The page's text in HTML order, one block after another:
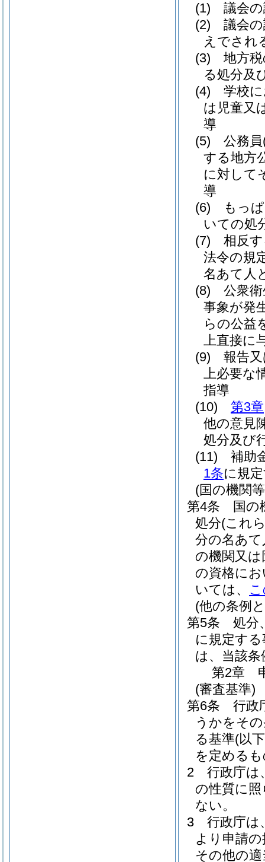
(1)
議会
(2)
議会
えでされ
(3)
地方
る処分及
(4)
学校
は児童又
導
(5)
公務員
する地方
に対して
導
(6)
もっ
いての処
(7)
相反
法令の規
名あて人
(8)
公衆
事象が発
らの公益
上直接に
(9)
報告
上必要な
指導
(10)
第3章
他の意見
処分及び
(11)
補助
1条に規
(国の機関
第4条
国の
処分(これ
分の名あ
の機関又
の資格に
いては、
(他の条例
第5条
処分
に規定す
は、当該
第2章
(審査基準)
第6条
行政
うかをそ
る基準(以下
を定める
2
行政庁は
の性質に
ない。
3
行政庁は
より申請
その他の